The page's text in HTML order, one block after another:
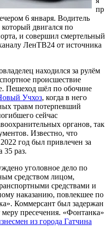
пр
6 января. Водитель
двигался по
и совершил смертельный
ЛенТВ24 от источника
находился за рулём
происшествие
Пешеход шёл по обочине
Учхоз, когда в него
травм потерпевший
сейчас
органов, так
Известно, что
год был привлечен за
35 раз.
уголовное дело по
средством лицом,
средствами и
наказанию, повлекшее по
Коммерсант был задержан
пресечения. «Фонтанка»
из города Гатчина